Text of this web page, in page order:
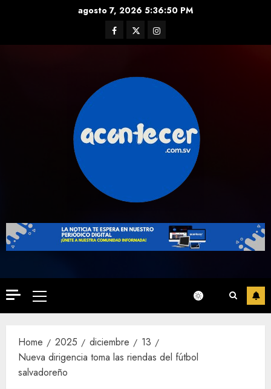
agosto 7, 20265:36:51 PM
Facebook
TwitterInstagram
Primary
Menu
Home 2025 diciembre
13
Nueva dirigencia toma las riendas del fútbol
salvadoreño